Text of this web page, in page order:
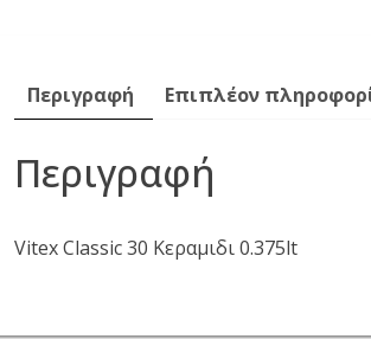
Περιγραφή Επιπλέον
Περιγραφή
Vitex Classic 30 Κεραμιδι 0.375lt